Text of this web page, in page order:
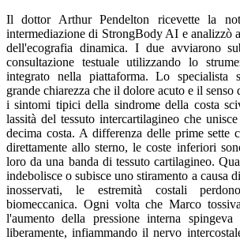
Il dottor Arthur Pendelton ricevette la
intermediazione di StrongBody AI e analizzò
dell'ecografia dinamica. I due avviarono
consultazione testuale utilizzando lo
integrato nella piattaforma. Lo specialista
grande chiarezza che il dolore acuto e il senso
i sintomi tipici della sindrome della costa
lassità del tessuto intercartilagineo che
decima costa. A differenza delle prime sette
direttamente allo sterno, le coste inferiori
loro da una banda di tessuto cartilagineo.
indebolisce o subisce uno stiramento a causa
inosservati, le estremità costali
biomeccanica. Ogni volta che Marco
l'aumento della pressione interna
liberamente, infiammando il nervo